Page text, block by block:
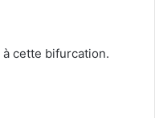
cette bifurcation.